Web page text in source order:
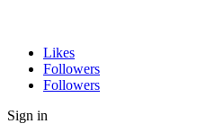
Likes
Followers
Followers
Sign in